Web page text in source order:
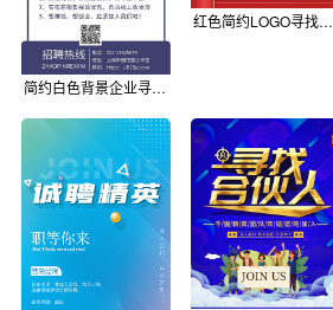
简约白色背景企业寻找合伙人手机营销海报
红色简约LOGO寻找梦想者人才招聘广告海报